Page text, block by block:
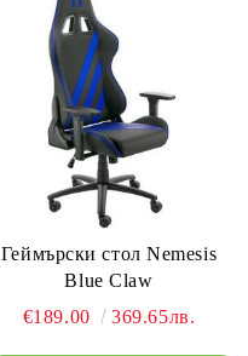
Геймърски стол Nemesis
Blue Claw
€189.00
369.65лв.